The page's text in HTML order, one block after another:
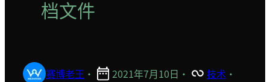
档文件
赛博老王 · 2021年7月10日 · 技术 ·